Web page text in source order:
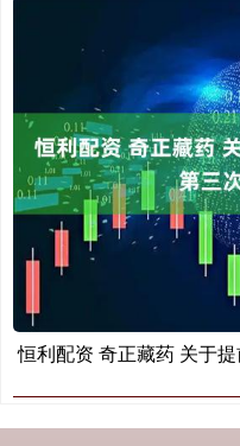
恒利配资 奇正藏药 关于